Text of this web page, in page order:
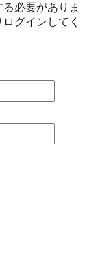
必要がありま
グインしてく